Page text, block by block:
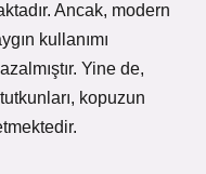
Ancak, modern
kullanımı
Yine de,
kopuzun